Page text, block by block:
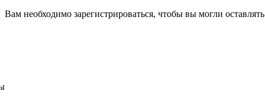
Вам необходимо зарегистрироваться, чтобы вы могли